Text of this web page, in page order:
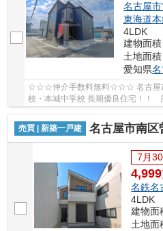
名古屋
東海道本
4LDK
建物面積
土地面積
愛知県
☆☆☆仲介手数料無料☆☆☆ 名古屋市
校・本城中学校 長期優良住宅！！
売買 | 新築一戸建
名古屋市南区曽池町２丁目58
7月
4,999
名鉄名
4LDK
建物面
土地面